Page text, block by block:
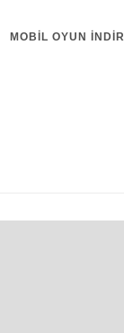
MOBIL OYUN INDIR